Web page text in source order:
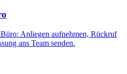
Anliegen aufnehmen, Rückruf
ans Team senden.